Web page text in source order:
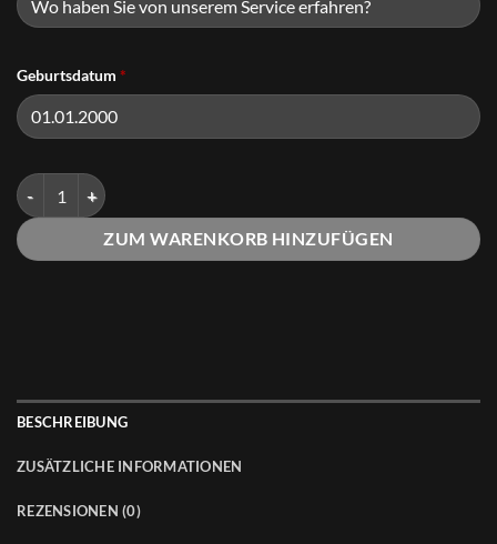
Geburtsdatum *
Virtual Office "BUSINESS" Menge
ZUM WARENKORB HINZUFÜGEN
BESCHREIBUNG
ZUSÄTZLICHE INFORMATIONEN
REZENSIONEN (0)